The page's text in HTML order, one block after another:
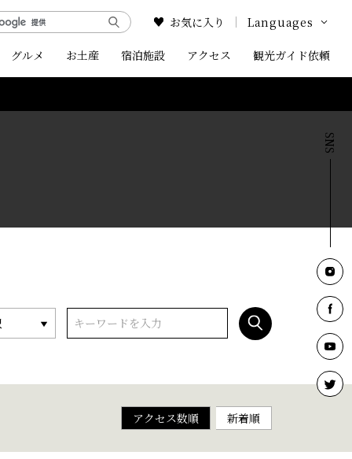
グルメ お土産 宿泊施設 アクセス 観光ガイド依頼
お気に入り Languages
Google Translate
アクセス数順 新着順